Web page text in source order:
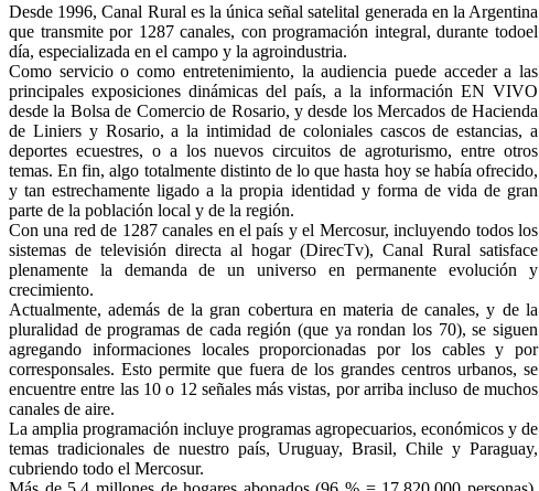
Desde 1996, Canal Rural es la única señal satelital generada en la Argentina
que transmite por 1287 canales, con programación integral, durante todoel
día, especializada en el campo y la agroindustria.
Como servicio o como entretenimiento, la audiencia puede acceder a las
principales exposiciones dinámicas del país, a la información EN VIVO
desde la Bolsa de Comercio de Rosario, y desde los Mercados de Hacienda
de Liniers y Rosario, a la intimidad de coloniales cascos de estancias, a
deportes ecuestres, o a los nuevos circuitos de agroturismo, entre otros
temas. En fin, algo totalmente distinto de lo que hasta hoy se había ofrecido,
y tan estrechamente ligado a la propia identidad y forma de vida de gran
parte de la población local y de la región.
Con una red de 1287 canales en el país y el Mercosur, incluyendo todos los
sistemas de televisión directa al hogar (DirecTv), Canal Rural satisface
plenamente la demanda de un universo en permanente evolución y
crecimiento.
Actualmente, además de la gran cobertura en materia de canales, y de la
pluralidad de programas de cada región (que ya rondan los 70), se siguen
agregando informaciones locales proporcionadas por los cables y por
corresponsales. Esto permite que fuera de los grandes centros urbanos, se
encuentre entre las 10 o 12 señales más vistas, por arriba incluso de muchos
canales de aire.
La amplia programación incluye programas agropecuarios, económicos y de
temas tradicionales de nuestro país, Uruguay, Brasil, Chile y Paraguay,
cubriendo todo el Mercosur.